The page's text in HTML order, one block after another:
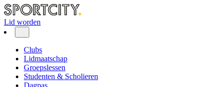
Lid worden
Clubs
Lidmaatschap
Groepslessen
Studenten & Scholieren